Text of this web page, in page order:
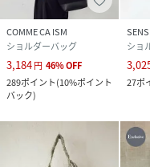
COMME CA ISM
ショルダーバッグ
3,184円 46%OFF
289ポイント(10%ポイント
バック)
ショ
27ポ